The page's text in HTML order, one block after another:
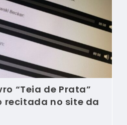
“Teia de Prata”
recitada no site da